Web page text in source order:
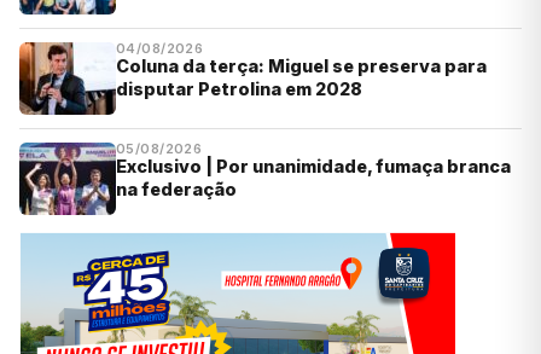
04/08/2026
Coluna da terça: Miguel se preserva para
disputar Petrolina em 2028
05/08/2026
Exclusivo | Por unanimidade, fumaça branca
na federação